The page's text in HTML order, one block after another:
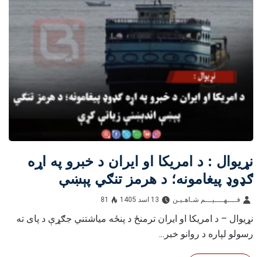
نړیوال : د امریکا او ایران د خبرو په اړه
ګډوډ پیغامونه؛ د هرمز تنګي پېښې
اندېښنې زیاتې کړې
فــــهــــيـــم شـاهـیـن‎‎ 13 اسد 1405 81
نړیوال – د امریکا او ایران ترمنځ د پنځه میاشتني جګړې د پای ته
رسولو لپاره د روانو خبر...